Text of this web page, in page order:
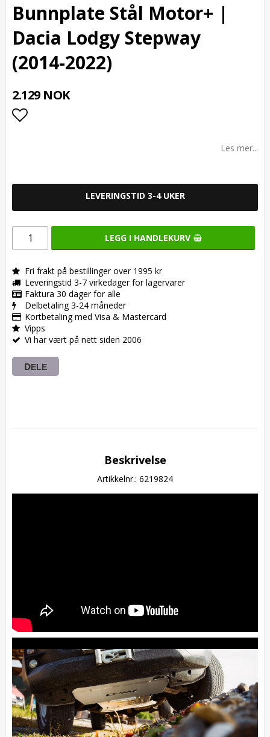
Bunnplate Stål Motor+ |
Dacia Lodgy Stepway
(2014-2022)
2.129 NOK
Les mer...
LEVERINGSTID 3-4 UKER
LEGG I HANDLEKURV
Fri frakt på bestillinger over 1995 kr
Leveringstid 3-7 virkedager for lagervarer
Faktura 30 dager for alle
Delbetaling 3-24 måneder
Kortbetaling med Visa & Mastercard
Vipps
Vi har vært på nett siden 2006
DELE
Beskrivelse
Artikkelnr.: 6219824